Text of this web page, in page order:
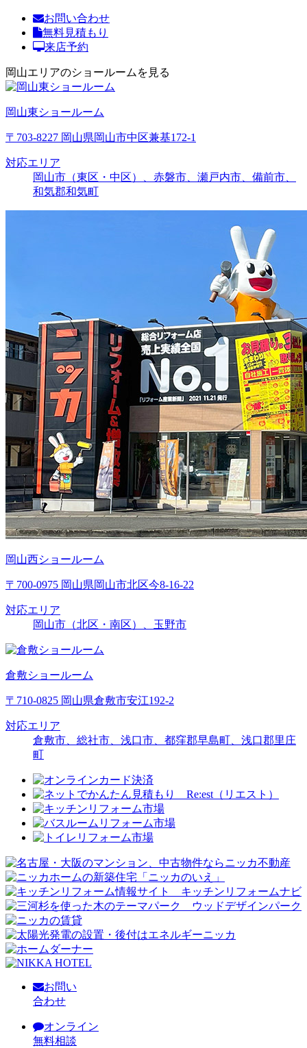
お問い合わせ
無料見積もり
来店予約
岡山エリアのショールームを見る
岡山東ショールーム
〒703-8227 岡山県岡山市中区兼基172-1
対応エリア
岡山市（東区・中区）、赤磐市、瀬戸内市、備前市、
和気郡和気町
岡山西ショールーム
〒700-0975 岡山県岡山市北区今8-16-22
対応エリア
岡山市（北区・南区）、玉野市
倉敷ショールーム
〒710-0825 岡山県倉敷市安江192-2
対応エリア
倉敷市、総社市、浅口市、都窪郡早島町、浅口郡里庄
町
お問い
合わせ
オンライン
無料相談